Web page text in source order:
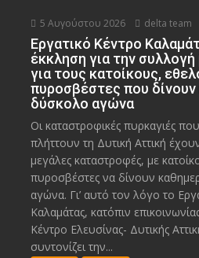
5 Αυγούστου 2026 delta team
Εργατικό Κέντρο
έκκληση για την συλλογή
για τους κατοίκους,
πυροσβέστες που δίνουν
δύσκολο αγώνα
Οι καταστροφικές πυρκαγιές
πλήττουν τη Δυτική Αττική
μεγάλες καταστροφές, με
πυροσβέστες να δίνουν
αγώνα. Γι’ αυτό τον λόγο το
Καλαμάτας, κατόπιν
Κέντρο Ελευσίνας- Δυτικής
συντονίζει την...